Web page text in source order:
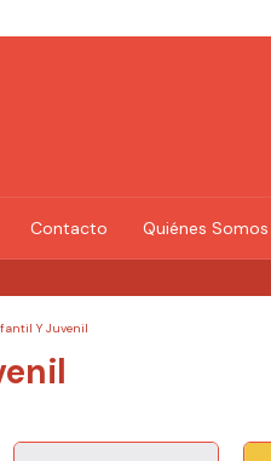
Contacto Quiénes Somos
Y Juvenil